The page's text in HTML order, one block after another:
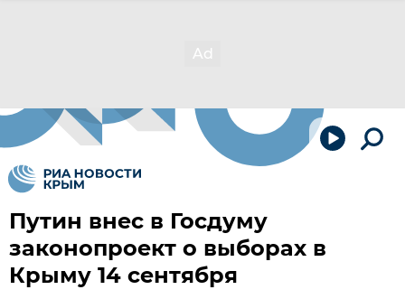
Путин внес в Госдуму
законопроект о выборах в
Крыму 14 сентября